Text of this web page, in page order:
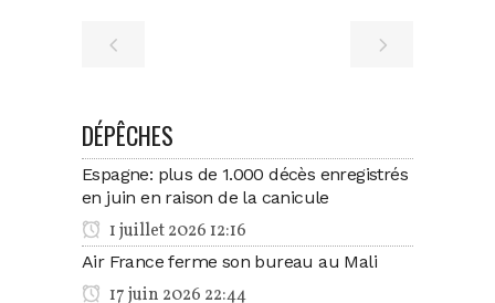
DÉPÊCHES
Espagne: plus de 1.000 décès enregistrés
en juin en raison de la canicule
1 juillet 2026 12:16
Air France ferme son bureau au Mali
17 juin 2026 22:44